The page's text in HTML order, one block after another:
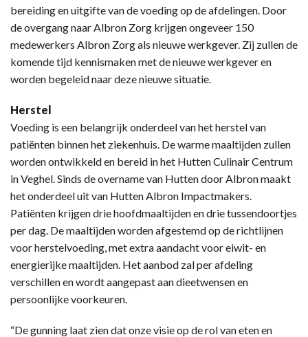
bereiding en uitgifte van de voeding op de afdelingen. Door
de overgang naar Albron Zorg krijgen ongeveer 150
medewerkers Albron Zorg als nieuwe werkgever. Zij zullen de
komende tijd kennismaken met de nieuwe werkgever en
worden begeleid naar deze nieuwe situatie.
Herstel
Voeding is een belangrijk onderdeel van het herstel van
patiënten binnen het ziekenhuis. De warme maaltijden zullen
worden ontwikkeld en bereid in het Hutten Culinair Centrum
in Veghel. Sinds de overname van Hutten door Albron maakt
het onderdeel uit van Hutten Albron Impactmakers.
Patiënten krijgen drie hoofdmaaltijden en drie tussendoortjes
per dag. De maaltijden worden afgestemd op de richtlijnen
voor herstelvoeding, met extra aandacht voor eiwit- en
energierijke maaltijden. Het aanbod zal per afdeling
verschillen en wordt aangepast aan dieetwensen en
persoonlijke voorkeuren.
“De gunning laat zien dat onze visie op de rol van eten en